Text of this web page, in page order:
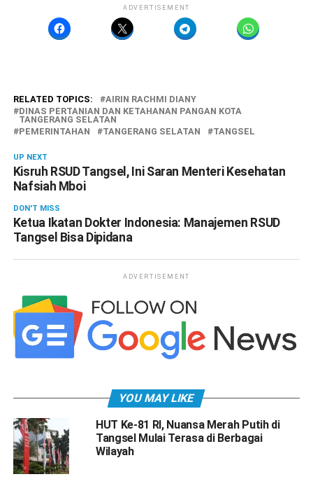
ADVERTISEMENT
RELATED TOPICS:
AIRIN RACHMI DIANY
DINAS PERTANIAN DAN KETAHANAN PANGAN KOTA
TANGERANG SELATAN
PEMERINTAHAN
TANGERANG SELATAN TANGSEL
UP NEXT
Kisruh RSUD Tangsel, Ini Saran Menteri Kesehatan
Nafsiah Mboi
DON'T MISS
Ketua Ikatan Dokter Indonesia: Manajemen RSUD
Tangsel Bisa Dipidana
ADVERTISEMENT
YOU MAY LIKE
HUT Ke-81 RI, Nuansa Merah Putih di
Tangsel Mulai Terasa di Berbagai
Wilayah